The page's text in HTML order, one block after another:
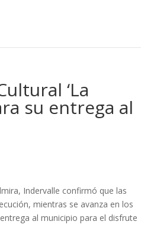
‘La
su entrega al
Indervalle confirmó que las
mientras se avanza en los
al municipio para el disfrute